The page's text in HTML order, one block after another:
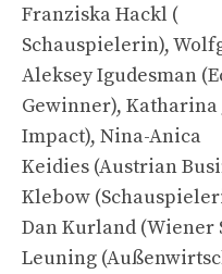
Franziska Hackl (
Schauspielerin),
Aleksey Igudesman
Gewinner), Katharina
Impact), Nina-Anica
Keidies (Austrian
Klebow
Dan Kurland (Wiener
Leuning